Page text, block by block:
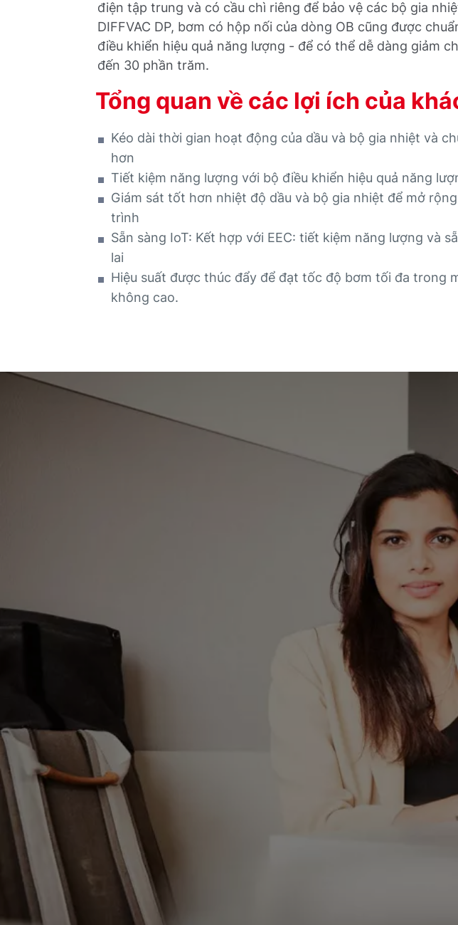
điện tập trung và có cầu chì riêng để bảo vệ các bộ gia
DIFFVAC DP, bơm có hộp nối của dòng OB cũng được
điều khiển hiệu quả năng lượng - để có thể dễ dàng giảm
đến 30 phần trăm.
Tổng quan về các lợi ích của
Kéo dài thời gian hoạt động của dầu và bộ gia nhiệt và
hơn
Tiết kiệm năng lượng với bộ điều khiển hiệu quả năng
Giám sát tốt hơn nhiệt độ dầu và bộ gia nhiệt để mở
trình
Sẵn sàng IoT: Kết hợp với EEC: tiết kiệm năng lượng và
lai
Hiệu suất được thúc đẩy để đạt tốc độ bơm tối đa trong
không cao.